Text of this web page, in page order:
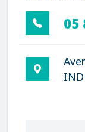
05